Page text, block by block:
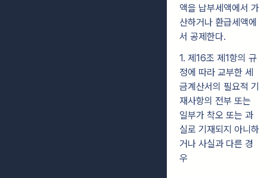
액을 납부세액에서 가
산하거나 환급세액에
서 공제한다.
1. 제16조 제1항의 규
정에 따라 교부한 세
금계산서의 필요적 기
재사항의 전부 또는
일부가 착오 또는 과
실로 기재되지 아니하
거나 사실과 다른 경
우